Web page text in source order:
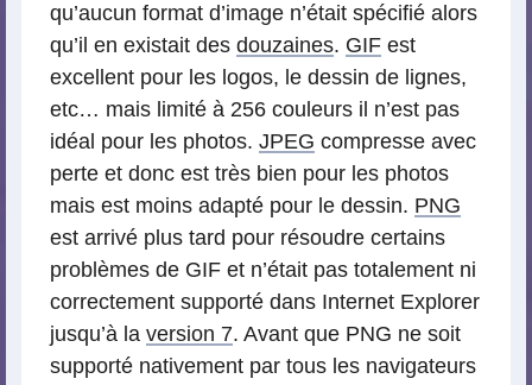
qu’aucun format d’image n’était spécifié alors
qu’il en existait des douzaines. GIF est
excellent pour les logos, le dessin de lignes,
etc… mais limité à 256 couleurs il n’est pas
idéal pour les photos. JPEG compresse avec
perte et donc est très bien pour les photos
mais est moins adapté pour le dessin. PNG
est arrivé plus tard pour résoudre certains
problèmes de GIF et n’était pas totalement ni
correctement supporté dans Internet Explorer
jusqu’à la version 7. Avant que PNG ne soit
supporté nativement par tous les navigateurs